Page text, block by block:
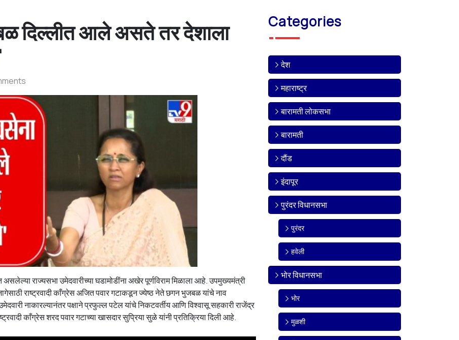
दिल्लीत आले असते तर देशाला
असलेल्या राज्यसभा उमेदवारीच्या घडामोडींना अखेर पूर्णविराम मिळाला आहे. उपमुख्यमंत्री
राष्ट्रवादी काँग्रेस अजित पवार गटाकडून ज्येष्ठ नेते छगन भुजबळ यांचे नाव
नाकारल्यानंतर पक्षाने प्रफुल्ल पटेल यांचे निकटवर्तीय आणि विश्वासू सहकारी राजेंद्र
काँग्रेस शरद पवार गटाच्या खासदार सुप्रिया सुळे यांनी प्रतिक्रिया दिली आहे.
Categories
देश
महाराष्ट्र
बारामती लोकसभा
बारामती
दौंड
इंदापूर
पुरंदर विधानसभा
पुरंदर
हवेली
भोर विधानसभा
भोर
मुळशी